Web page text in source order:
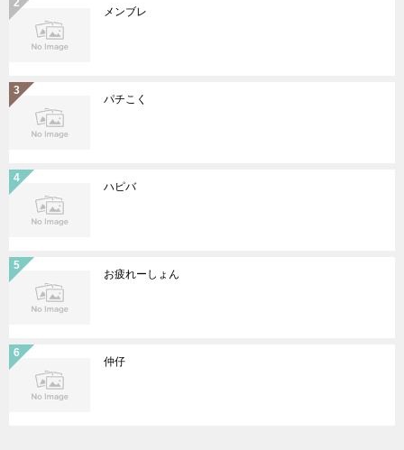
メンブレ
パチこく
ハピバ
お疲れーしょん
仲仔